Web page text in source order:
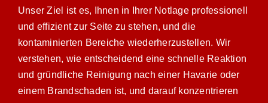
Unser Ziel ist es, Ihnen in Ihrer Notlage professionell
und effizient zur Seite zu stehen, und die
kontaminierten Bereiche wiederherzustellen. Wir
verstehen, wie entscheidend eine schnelle Reaktion
und gründliche Reinigung nach einer Havarie oder
einem Brandschaden ist, und darauf konzentrieren